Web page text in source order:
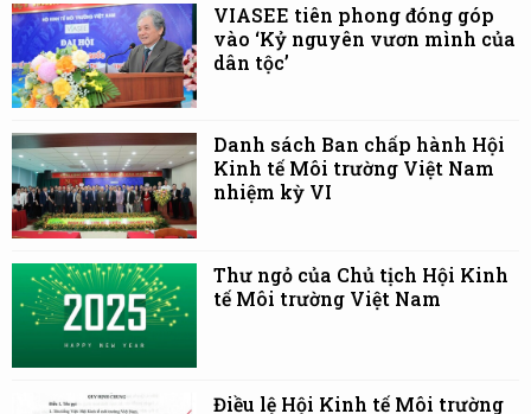
VIASEE tiên phong đóng góp
vào ‘Kỷ nguyên vươn mình của
dân tộc’
Danh sách Ban chấp hành Hội
Kinh tế Môi trường Việt Nam
nhiệm kỳ VI
Thư ngỏ của Chủ tịch Hội Kinh
tế Môi trường Việt Nam
Điều lệ Hội Kinh tế Môi trường